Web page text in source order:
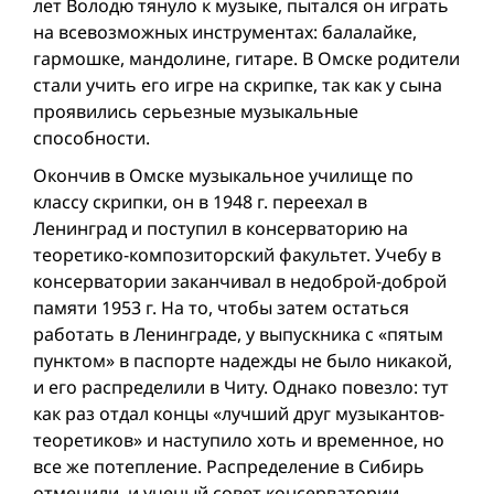
лет Володю тянуло к музыке, пытался он играть
на всевозможных инструментах: балалайке,
гармошке, мандолине, гитаре. В Омске родители
стали учить его игре на скрипке, так как у сына
проявились серьезные музыкальные
способности.
Окончив в Омске музыкальное училище по
классу скрипки, он в 1948 г. переехал в
Ленинград и поступил в консерваторию на
теоретико-композиторский факультет. Учебу в
консерватории заканчивал в недоброй-доброй
памяти 1953 г. На то, чтобы затем остаться
работать в Ленинграде, у выпускника с «пятым
пунктом» в паспорте надежды не было никакой,
и его распределили в Читу. Однако повезло: тут
как раз отдал концы «лучший друг музыкантов-
теоретиков» и наступило хоть и временное, но
все же потепление. Распределение в Сибирь